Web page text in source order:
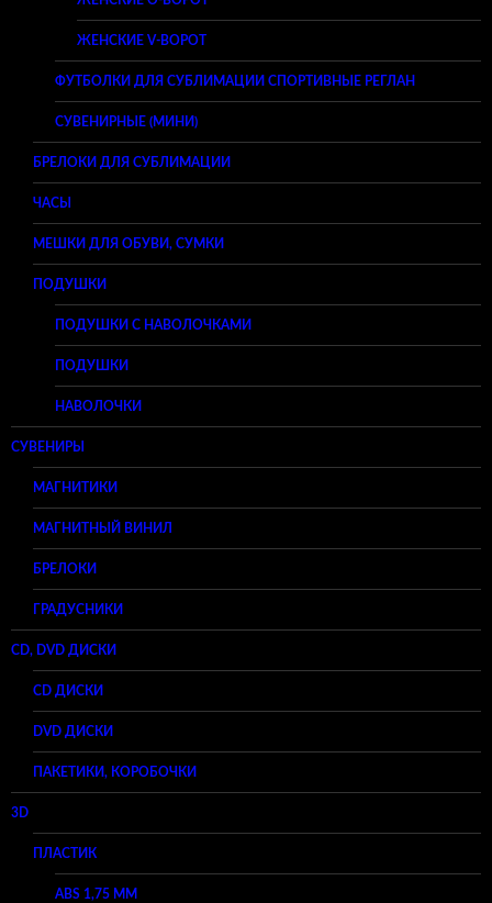
ЖЕНСКИЕ V-ВОРОТ
ФУТБОЛКИ ДЛЯ СУБЛИМАЦИИ СПОРТИВНЫЕ РЕГЛАН
СУВЕНИРНЫЕ (МИНИ)
БРЕЛОКИ ДЛЯ СУБЛИМАЦИИ
ЧАСЫ
МЕШКИ ДЛЯ ОБУВИ, СУМКИ
ПОДУШКИ
ПОДУШКИ С НАВОЛОЧКАМИ
ПОДУШКИ
НАВОЛОЧКИ
СУВЕНИРЫ
МАГНИТИКИ
МАГНИТНЫЙ ВИНИЛ
БРЕЛОКИ
ГРАДУСНИКИ
CD, DVD ДИСКИ
CD ДИСКИ
DVD ДИСКИ
ПАКЕТИКИ, КОРОБОЧКИ
3D
ПЛАСТИК
ABS 1,75 ММ